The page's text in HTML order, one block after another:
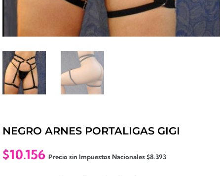
NEGRO ARNES PORTALIGAS GIGI
$10.156 Precio sin Impuestos Nacionales$8.393